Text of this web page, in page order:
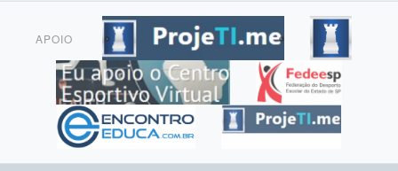
APOIO